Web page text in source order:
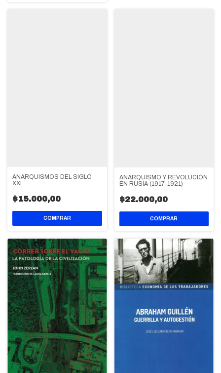
ANARQUISMOS DEL SIGLO
XXI
$15.000,00
ANARQUISMO Y REVOLUCIÓN
EN RUSIA (1917-1921)
$22.000,00